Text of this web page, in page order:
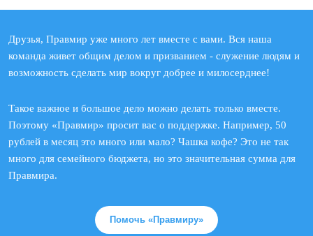
Друзья, Правмир уже много лет вместе с вами. Вся наша
команда живет общим делом и призванием - служение людям и
возможность сделать мир вокруг добрее и милосерднее!
Такое важное и большое дело можно делать только вместе.
Поэтому «Правмир» просит вас о поддержке. Например, 50
рублей в месяц это много или мало? Чашка кофе? Это не так
много для семейного бюджета, но это значительная сумма для
Правмира.
Помочь «Правмиру»